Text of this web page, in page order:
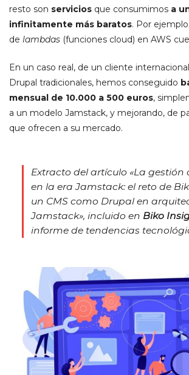
resto son servicios que consumimos a
infinitamente más baratos. Por
de lambdas (funciones cloud) en AWS
En un caso real, de un cliente
Drupal tradicionales, hemos conseguido
mensual de 10.000 a 500 euros,
a un modelo Jamstack, y mejorando, de
que ofrecen a su mercado.
Extracto del artículo «La gestión
en la era Jamstack: el reto de
un CMS como Drupal en
Jamstack», incluido en Biko
informe de tendencias